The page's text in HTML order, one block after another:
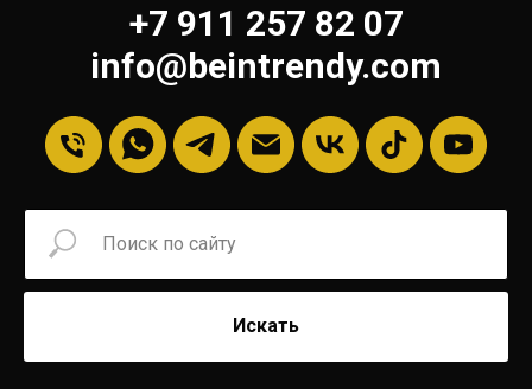
+7 911 257 82 07
info@beintrendy.com
Искать